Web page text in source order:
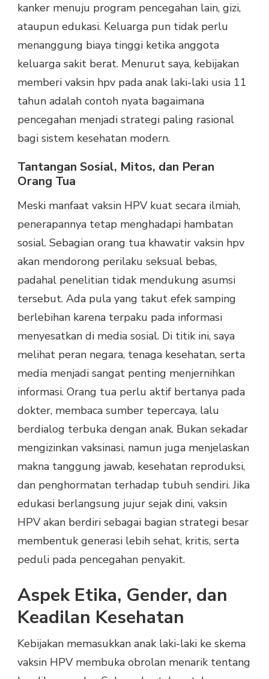
kanker menuju program pencegahan lain, gizi,
ataupun edukasi. Keluarga pun tidak perlu
menanggung biaya tinggi ketika anggota
keluarga sakit berat. Menurut saya, kebijakan
memberi vaksin hpv pada anak laki-laki usia 11
tahun adalah contoh nyata bagaimana
pencegahan menjadi strategi paling rasional
bagi sistem kesehatan modern.
Tantangan Sosial, Mitos, dan Peran
Orang Tua
Meski manfaat vaksin HPV kuat secara ilmiah,
penerapannya tetap menghadapi hambatan
sosial. Sebagian orang tua khawatir vaksin hpv
akan mendorong perilaku seksual bebas,
padahal penelitian tidak mendukung asumsi
tersebut. Ada pula yang takut efek samping
berlebihan karena terpaku pada informasi
menyesatkan di media sosial. Di titik ini, saya
melihat peran negara, tenaga kesehatan, serta
media menjadi sangat penting menjernihkan
informasi. Orang tua perlu aktif bertanya pada
dokter, membaca sumber tepercaya, lalu
berdialog terbuka dengan anak. Bukan sekadar
mengizinkan vaksinasi, namun juga menjelaskan
makna tanggung jawab, kesehatan reproduksi,
dan penghormatan terhadap tubuh sendiri. Jika
edukasi berlangsung jujur sejak dini, vaksin
HPV akan berdiri sebagai bagian strategi besar
membentuk generasi lebih sehat, kritis, serta
peduli pada pencegahan penyakit.
Aspek Etika, Gender, dan
Keadilan Kesehatan
Kebijakan memasukkan anak laki-laki ke skema
vaksin HPV membuka obrolan menarik tentang